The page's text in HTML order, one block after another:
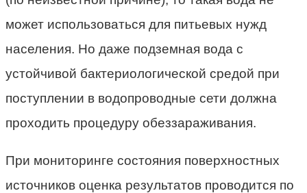
может использоваться для питьевых нужд
населения. Но даже подземная вода с
устойчивой бактериологической средой при
поступлении в водопроводные сети должна
проходить процедуру обеззараживания.
При мониторинге состояния поверхностных
источников оценка результатов проводится по